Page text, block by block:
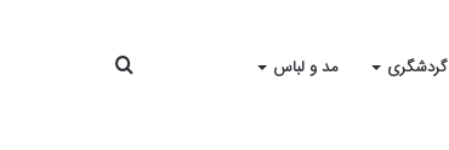
گردشگری مد و لباس جستجو